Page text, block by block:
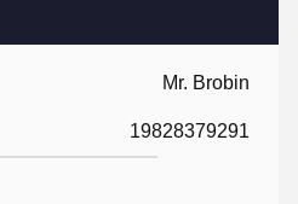
Mr. Brobin
19828379291